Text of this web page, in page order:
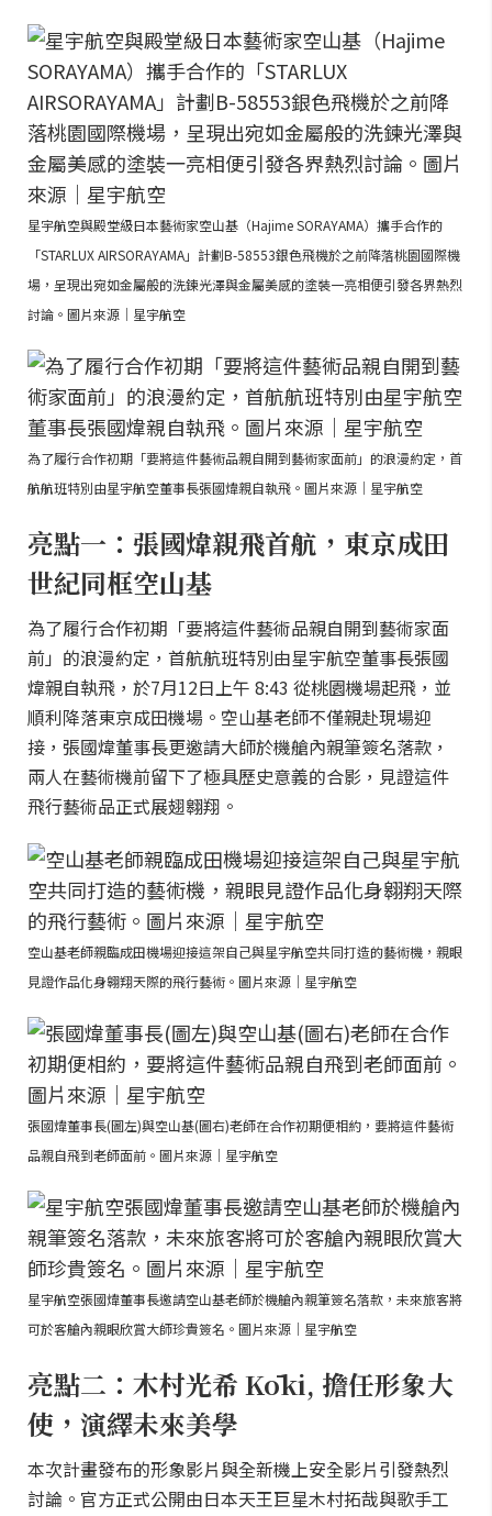
星宇航空與殿堂級日本藝術家空山基（Hajime SORAYAMA）攜手合作的
「STARLUX AIRSORAYAMA」計劃B-58553銀色飛機於之前降落桃園國際機
場，呈現出宛如金屬般的洗鍊光澤與金屬美感的塗裝一亮相便引發各界熱烈
討論。圖片來源｜星宇航空
為了履行合作初期「要將這件藝術品親自開到藝術家面前」的浪漫約定，首
航航班特別由星宇航空董事長張國煒親自執飛。圖片來源｜星宇航空
亮點一：張國煒親飛首航，東京成田
世紀同框空山基
為了履行合作初期「要將這件藝術品親自開到藝術家面
前」的浪漫約定，首航航班特別由星宇航空董事長張國
煒親自執飛，於7月12日上午 8:43 從桃園機場起飛，並
順利降落東京成田機場。空山基老師不僅親赴現場迎
接，張國煒董事長更邀請大師於機艙內親筆簽名落款，
兩人在藝術機前留下了極具歷史意義的合影，見證這件
飛行藝術品正式展翅翱翔。
空山基老師親臨成田機場迎接這架自己與星宇航空共同打造的藝術機，親眼
見證作品化身翱翔天際的飛行藝術。圖片來源｜星宇航空
張國煒董事長(圖左)與空山基(圖右)老師在合作初期便相約，要將這件藝術
品親自飛到老師面前。圖片來源｜星宇航空
星宇航空張國煒董事長邀請空山基老師於機艙內親筆簽名落款，未來旅客將
可於客艙內親眼欣賞大師珍貴簽名。圖片來源｜星宇航空
亮點二：木村光希 Kōki, 擔任形象大
使，演繹未來美學
本次計畫發布的形象影片與全新機上安全影片引發熱烈
討論。官方正式公開由日本天王巨星木村拓哉與歌手工